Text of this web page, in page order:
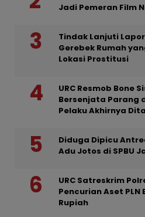
Jadi Pemeran Film
Tindak Lanjuti
Gerebek Rumah
Lokasi Prostitusi
URC Resmob Bone
Bersenjata Parang
Pelaku Akhirnya
Diduga Dipicu
Adu Jotos di SPBU
URC Satreskrim
Pencurian Aset
Rupiah